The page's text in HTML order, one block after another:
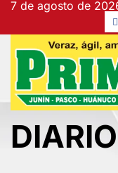
contenido
7 de agosto de